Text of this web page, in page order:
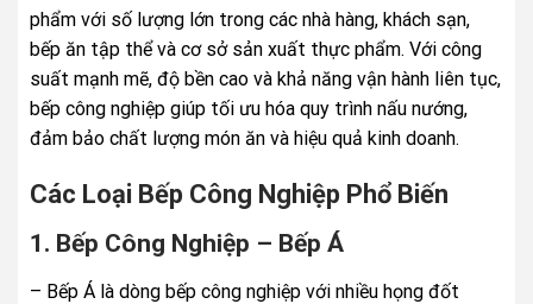
phẩm với số lượng lớn trong các nhà hàng, khách sạn,
bếp ăn tập thể và cơ sở sản xuất thực phẩm. Với công
suất mạnh mẽ, độ bền cao và khả năng vận hành liên tục,
bếp công nghiệp giúp tối ưu hóa quy trình nấu nướng,
đảm bảo chất lượng món ăn và hiệu quả kinh doanh.
Các Loại Bếp Công Nghiệp Phổ Biến
1. Bếp Công Nghiệp – Bếp Á
– Bếp Á là dòng bếp công nghiệp với nhiều họng đốt